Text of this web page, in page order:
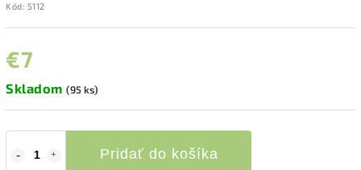
Kód: 5112
€7
Skladom (95 ks)
Pridať do košíka